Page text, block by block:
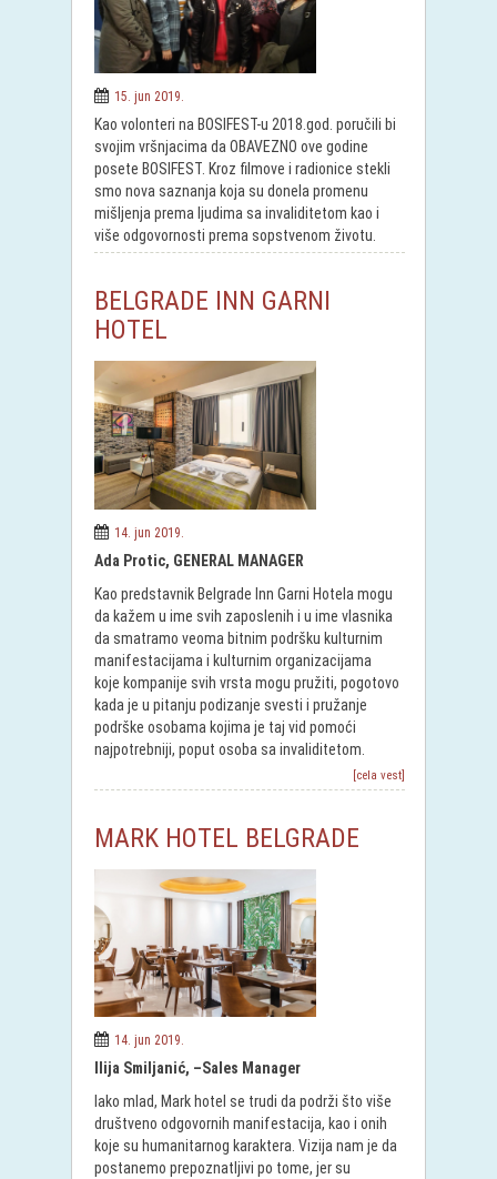
15. jun 2019.
Kao volonteri na BOSIFEST-u 2018.god. poručili bi
svojim vršnjacima da OBAVEZNO ove godine
posete BOSIFEST. Kroz filmove i radionice stekli
smo nova saznanja koja su donela promenu
mišljenja prema ljudima sa invaliditetom kao i
više odgovornosti prema sopstvenom životu.
BELGRADE INN GARNI
HOTEL
14. jun 2019.
Ada Protic, GENERAL MANAGER
Kao predstavnik Belgrade Inn Garni Hotela mogu
da kažem u ime svih zaposlenih i u ime vlasnika
da smatramo veoma bitnim podršku kulturnim
manifestacijama i kulturnim organizacijama
koje kompanije svih vrsta mogu pružiti, pogotovo
kada je u pitanju podizanje svesti i pružanje
podrške osobama kojima je taj vid pomoći
najpotrebniji, poput osoba sa invaliditetom.
[cela vest]
MARK HOTEL BELGRADE
14. jun 2019.
Ilija Smiljanić, –Sales Manager
Iako mlad, Mark hotel se trudi da podrži što više
društveno odgovornih manifestacija, kao i onih
koje su humanitarnog karaktera. Vizija nam je da
postanemo prepoznatljivi po tome, jer su